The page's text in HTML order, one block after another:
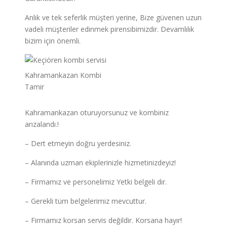
Anlık ve tek seferlik müşteri yerine, Bize güvenen uzun
vadeli müşteriler edinmek pirensibimizdir. Devamlılık
bizim için önemli.
Kahramankazan Kombi
Tamir
Kahramankazan oturuyorsunuz ve kombiniz
arızalandı.!
– Dert etmeyin doğru yerdesiniz.
– Alanında uzman ekiplerinizle hizmetinizdeyiz!
– Firmamız ve personelimiz Yetki belgeli dir.
– Gerekli tüm belgelerimiz mevcuttur.
– Firmamız korsan servis değildir. Korsana hayır!